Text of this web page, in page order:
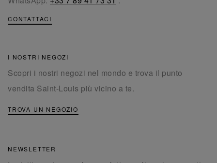
CONTATTACI
I NOSTRI NEGOZI
Scopri i nostri negozi nel mondo e trova il punto
vendita Saint-Louis più vicino a te.
TROVA UN NEGOZIO
NEWSLETTER